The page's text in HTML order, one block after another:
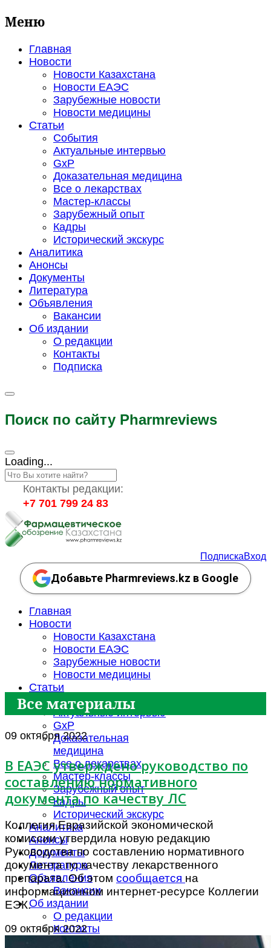
Меню
Главная
Новости
Новости Казахстана
Новости ЕАЭС
Зарубежные новости
Новости медицины
Статьи
События
Актуальные интервью
GxP
Доказательная медицина
Все о лекарствах
Мастер-классы
Зарубежный опыт
Кадры
Исторический экскурс
Аналитика
Анонсы
Документы
Литература
Объявления
Вакансии
Об издании
О редакции
Контакты
Подписка
Поиск по сайту Pharmreviews
Loading...
Контакты редакции:
+7 701 799 24 83
ПодпискаВход
Добавьте Pharmreviews.kz в Google
Главная
Новости
Новости Казахстана
Новости ЕАЭС
Зарубежные новости
Новости медицины
Статьи
События
Актуальные интервью
GxP
Доказательная
медицина
Все о лекарствах
Мастер-классы
Зарубежный опыт
Кадры
Исторический экскурс
Аналитика
Анонсы
Документы
Литература
Объявления
Вакансии
Об издании
О редакции
Контакты
Все материалы
09 октября 2022
В ЕАЭС утверждено руководство по
составлению нормативного
документа по качеству ЛС
Коллегия Евразийской экономической
комиссии утвердила новую редакцию
Руководства по составлению нормативного
документа по качеству лекарственного
препарата. Об этом сообщается на
информационном интернет-ресурсе Коллегии
ЕЭК.
09 октября 2022